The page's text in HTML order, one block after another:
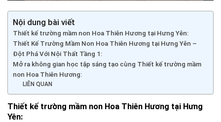
Nội dung bài viết
Thiết kế trường mầm non Hoa Thiên Hương tại Hưng Yên:
Thiết Kế Trường Mầm Non Hoa Thiên Hương tại Hưng Yên –
Đột Phá Với Nội Thất Tầng 1:
Mở ra không gian học tập sáng tạo cùng Thiết kế trường mầm
non Hoa Thiên Hương:
LIÊN QUAN
Thiết kế trường mầm non Hoa Thiên Hương tại Hưng
Yên: